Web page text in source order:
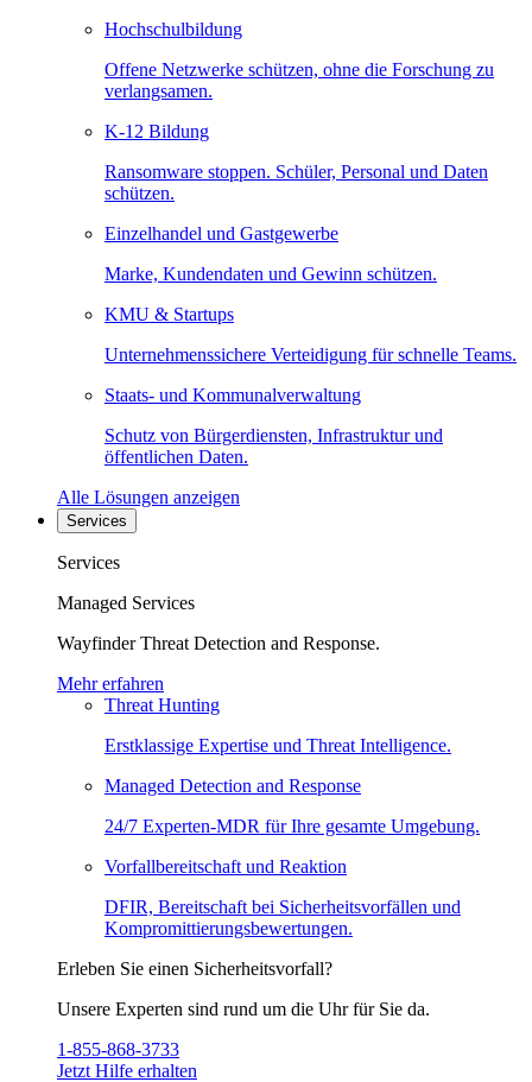
Hochschulbildung
Offene Netzwerke schützen, ohne die Forschung zu
verlangsamen.
K-12 Bildung
Ransomware stoppen. Schüler, Personal und Daten
schützen.
Einzelhandel und Gastgewerbe
Marke, Kundendaten und Gewinn schützen.
KMU & Startups
Unternehmenssichere Verteidigung für schnelle Teams.
Staats- und Kommunalverwaltung
Schutz von Bürgerdiensten, Infrastruktur und
öffentlichen Daten.
Alle Lösungen anzeigen
Services
Services
Managed Services
Wayfinder Threat Detection and Response.
Mehr erfahren
Threat Hunting
Erstklassige Expertise und Threat Intelligence.
Managed Detection and Response
24/7 Experten-MDR für Ihre gesamte Umgebung.
Vorfallbereitschaft und Reaktion
DFIR, Bereitschaft bei Sicherheitsvorfällen und
Kompromittierungsbewertungen.
Erleben Sie einen Sicherheitsvorfall?
Unsere Experten sind rund um die Uhr für Sie da.
1-855-868-3733
Jetzt Hilfe erhalten